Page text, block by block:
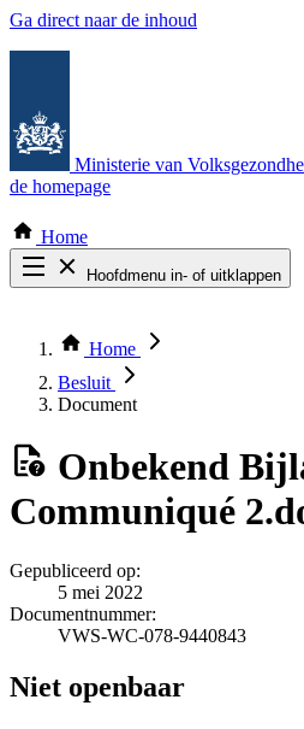
Ga direct naar de inhoud
Ministerie van
de homepage
Home
Hoofdmenu in- of uitklappen
Thema COVID-19
Bekijk per bestuursorgaan
Home
Besluit
Document
Onbekend
Communiqué
Gepubliceerd op:
5 mei 2022
Documentnummer:
VWS-WC-078-9440843
Niet openbaar